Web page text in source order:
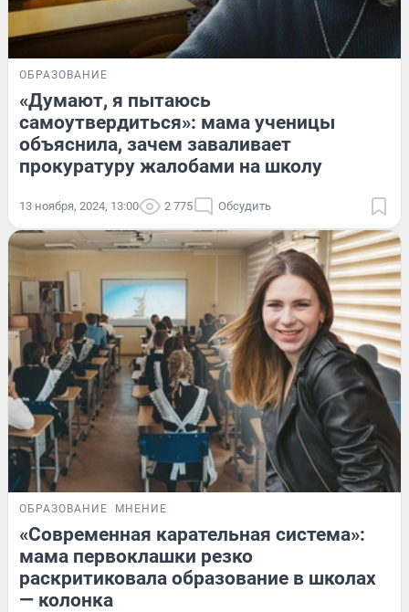
ОБРАЗОВАНИЕ
«Думают, я пытаюсь
самоутвердиться»: мама ученицы
объяснила, зачем заваливает
прокуратуру жалобами на школу
13 ноября, 2024, 13:00 2 775 Обсудить
ОБРАЗОВАНИЕ МНЕНИЕ
«Современная карательная система»:
мама первоклашки резко
раскритиковала образование в школах
— колонка